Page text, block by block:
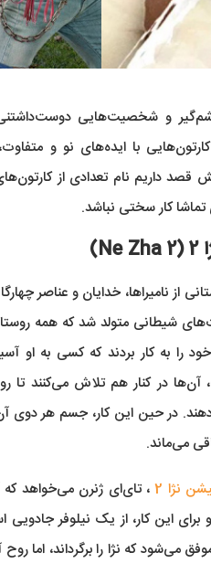
و شخصیت‌هایی دوست‌داشتنی
تماشا کار سختی نباشد.
از نامیراها، خدایان و عناصر
شیطانی متولد شد که همه روستا
را به کار بردند که کسی به او
آن‌ها در کنار هم تلاش می‌کنند تا
در حین این کار، جسم هر دوی
می‌ماند.
نژا 2 ، تای‌ای ژنرن می‌خواهد که
برای این کار، از یک نیلوفر
موفق می‌شود که نژا را برگرداند، اما